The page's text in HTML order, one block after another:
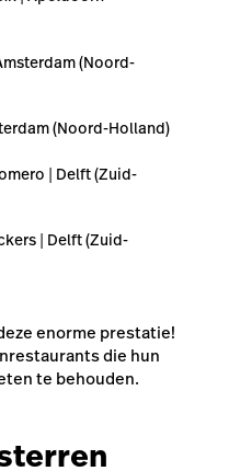
(Noord-
(Noord-Holland)
| Delft (Zuid-
| Delft (Zuid-
enorme prestatie!
die hun
te behouden.